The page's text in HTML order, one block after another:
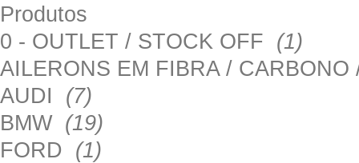
Produtos
0 - OUTLET / STOCK OFF (1)
AILERONS EM FIBRA /
AUDI (7)
BMW (19)
FORD (1)